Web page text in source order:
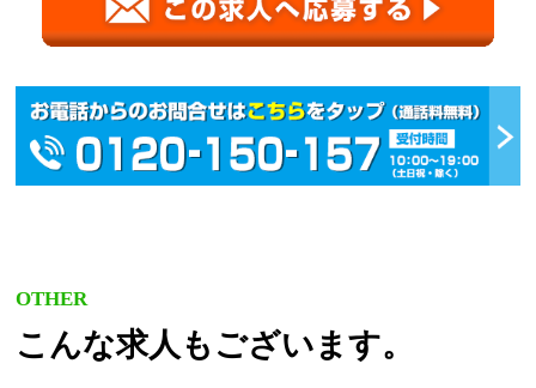
OTHER
こんな求人もございます。